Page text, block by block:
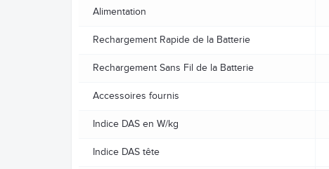
Alimentation
Rechargement Rapide de la Batterie
Rechargement Sans Fil de la Batterie
Accessoires fournis
Indice DAS en W/kg
Indice DAS tête